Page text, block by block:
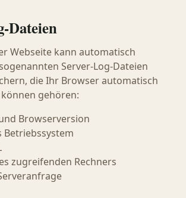
Dateien
Webseite kann automatisch
Server-Log-Dateien
die Ihr Browser automatisch
gehören:
Browserversion
Betriebssystem
zugreifenden Rechners